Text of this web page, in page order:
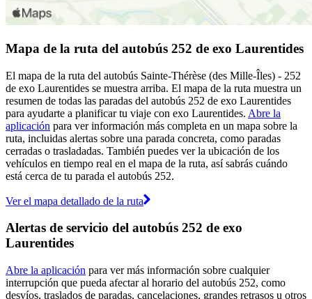
Mapa de la ruta del autobús 252 de exo Laurentides
El mapa de la ruta del autobús Sainte-Thérèse (des Mille-Îles) - 252
de exo Laurentides se muestra arriba. El mapa de la ruta muestra un
resumen de todas las paradas del autobús 252 de exo Laurentides
para ayudarte a planificar tu viaje con exo Laurentides. Abre la
aplicación para ver información más completa en un mapa sobre la
ruta, incluidas alertas sobre una parada concreta, como paradas
cerradas o trasladadas. También puedes ver la ubicación de los
vehículos en tiempo real en el mapa de la ruta, así sabrás cuándo
está cerca de tu parada el autobús 252.
Ver el mapa detallado de la ruta
Alertas de servicio del autobús 252 de exo
Laurentides
Abre la aplicación para ver más información sobre cualquier
interrupción que pueda afectar al horario del autobús 252, como
desvíos, traslados de paradas, cancelaciones, grandes retrasos u otros